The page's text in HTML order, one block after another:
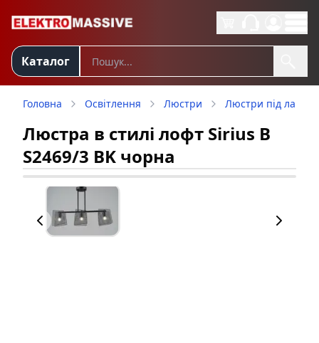
Каталог
Головна Освітлення Люстри Люстри під лампу
Люстра в стилі лофт Sirius B
S2469/3 BK чорна